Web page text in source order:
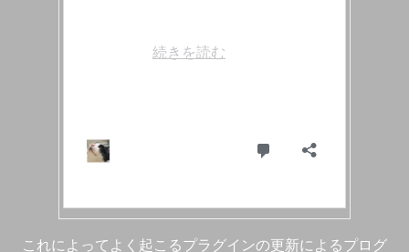
これによってよく起こるプラグインの更新によるプログ